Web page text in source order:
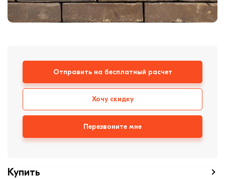
Кирпич ручной
формовки
Клинкерная плитка
Строительные
смеси
Отправить на бесплатный расчет
Хочу скидку
Перезвоните мне
Купить